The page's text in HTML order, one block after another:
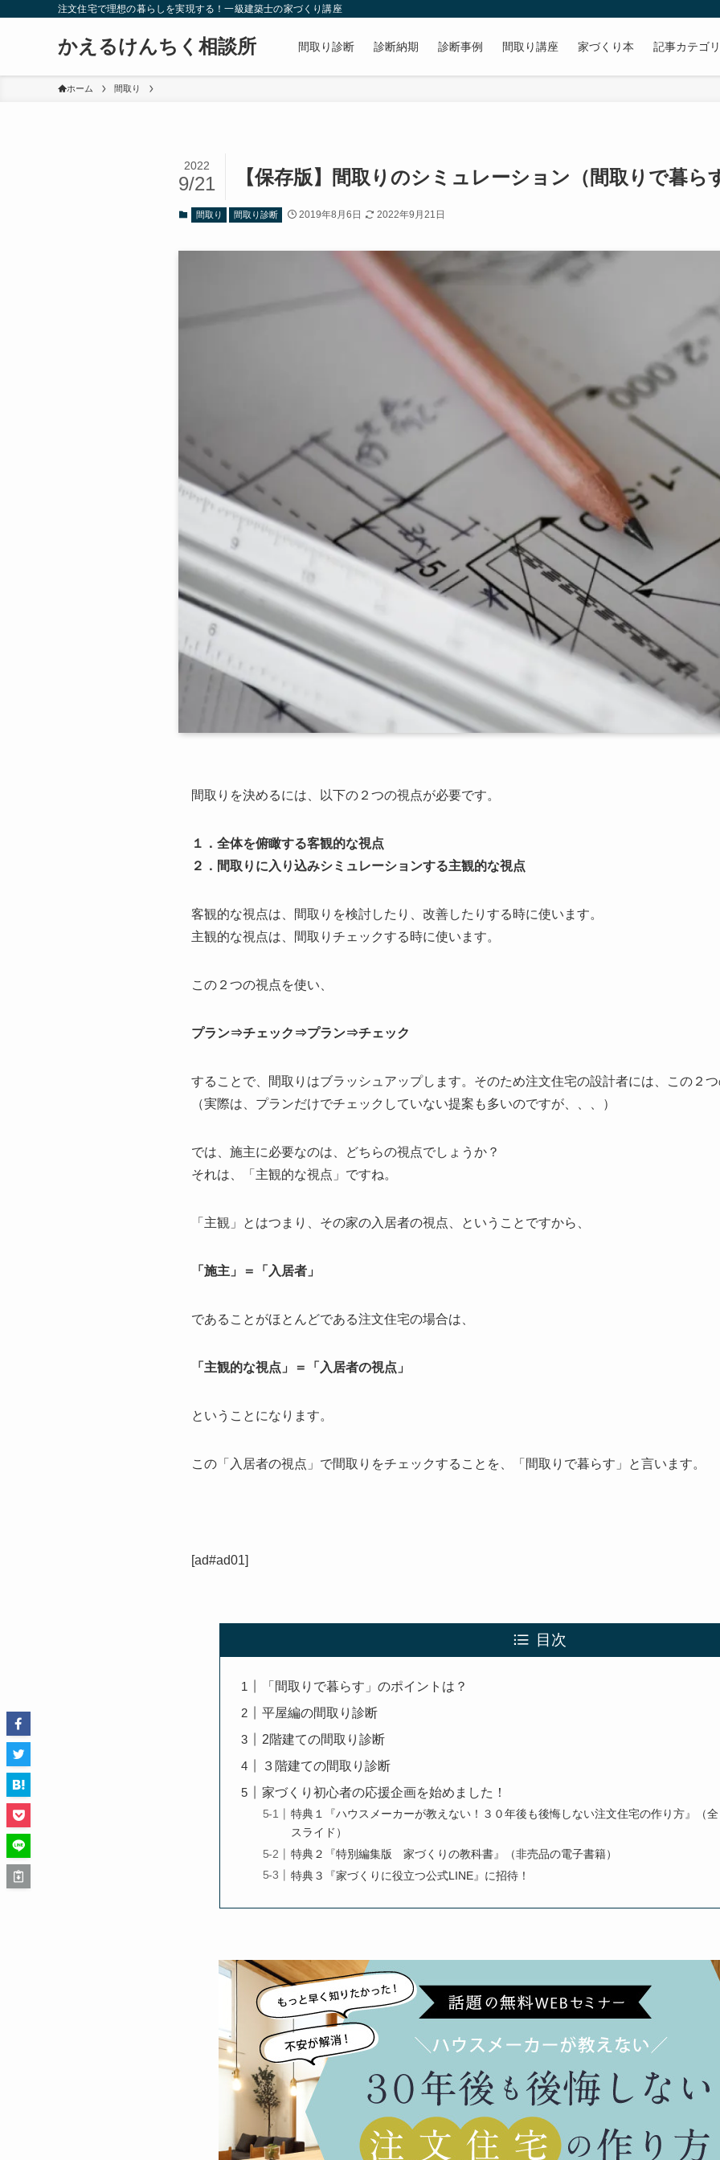
注文住宅で理想の暮らしを実現する！一級建築士の家づくり講座
かえるけんちく相談所 間取り診断 診断納期 診断事例 間取り講座 家づくり本 記事カテゴ
ホーム 間取り
【保存版】間取りのシミュレーション（間取りで暮ら
2022
9/21
間取り 間取り診断 2019年8月6日 2022年9月21日
間取りを決めるには、以下の２つの視点が必要です。
１．全体を俯瞰する客観的な視点
２．間取りに入り込みシミュレーションする主観的な視点
客観的な視点は、間取りを検討したり、改善したりする時に使います。
主観的な視点は、間取りチェックする時に使います。
この２つの視点を使い、
プラン⇒チェック⇒プラン⇒チェック
することで、間取りはブラッシュアップします。そのため注文住宅の設計者には、この２つ
（実際は、プランだけでチェックしていない提案も多いのですが、、、）
では、施主に必要なのは、どちらの視点でしょうか？
それは、「主観的な視点」ですね。
「主観」とはつまり、その家の入居者の視点、ということですから、
「施主」＝「入居者」
であることがほとんどである注文住宅の場合は、
「主観的な視点」＝「入居者の視点」
ということになります。
この「入居者の視点」で間取りをチェックすることを、「間取りで暮らす」と言います。
[ad#ad01]
目次
「間取りで暮らす」のポイントは？
平屋編の間取り診断
2階建ての間取り診断
３階建ての間取り診断
家づくり初心者の応援企画を始めました！
特典１『ハウスメーカーが教えない！３０年後も後悔しない注文住宅の作り方』（
スライド）
特典２『特別編集版 家づくりの教科書』（非売品の電子書籍）
特典３『家づくりに役立つ公式LINE』に招待！